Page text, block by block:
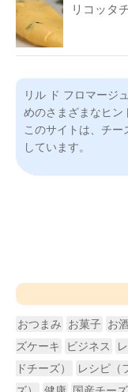
リコッタ
リル ド フロマージ
めのさまざまなヒン
このサイトは、チ
しています。
おつまみ お菓子 お
ズケーキ
ビジネス
ドチーズ）
レシピ（